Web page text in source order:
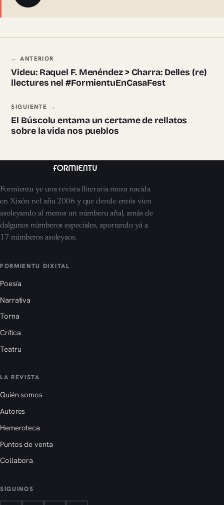
Navegación ente pieces
← ANTERIOR
Videu: Raquel F. Menéndez > Charra: Delles (re)
llectures nel #FormientuEnCasaFest
SIGUIENTE →
El Búscolu entama un certame de rellatos
sobre la vida nos pueblos
Formientu ye una revista lliteraria moza nacida
en Xixón nel añu 2006 y que dende entós vien
asoleyando al menos un númberu añal, amás de
dalgunos númberos especiales, aportando yá a
17 númberos asoleyaos.
FORMIENTU DIXITAL
Poesía
Narrativa
Torna
Crítica
Teatru
LA REVISTA
Quién somos
Autores
Hemeroteca
Puntos de venta
Collabora
SÍGUINOS